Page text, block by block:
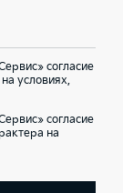
согласие
условиях,
согласие
на